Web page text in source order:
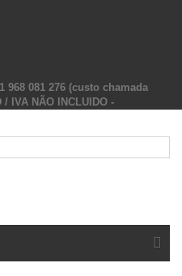
968 081 276 (custo chamada
/ IVA NÃO INCLUIDO -